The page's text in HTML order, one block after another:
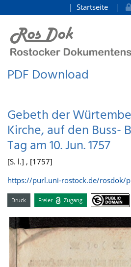
zum Inhalt
Startseite
PDF Download
Gebeth der
Kirche, auf den Buss-
Tag am 10. Jun. 1757
[S. l.] , [1757]
https://purl.uni-rostock.de/rosdok/
Druck Freier Zugang